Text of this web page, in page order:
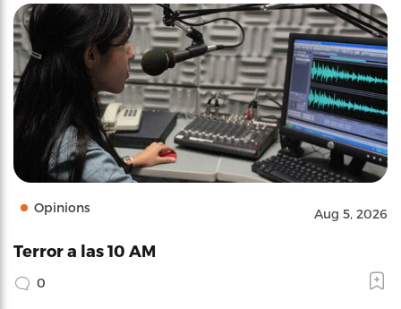
Opinions Aug 5, 2026
Terror a las 10 AM
0